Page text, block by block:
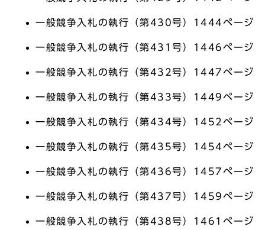
一般競争入札の執行（第430号）1444ページ
一般競争入札の執行（第431号）1446ページ
一般競争入札の執行（第432号）1447ページ
一般競争入札の執行（第433号）1449ページ
一般競争入札の執行（第434号）1452ページ
一般競争入札の執行（第435号）1454ページ
一般競争入札の執行（第436号）1457ページ
一般競争入札の執行（第437号）1459ページ
一般競争入札の執行（第438号）1461ページ